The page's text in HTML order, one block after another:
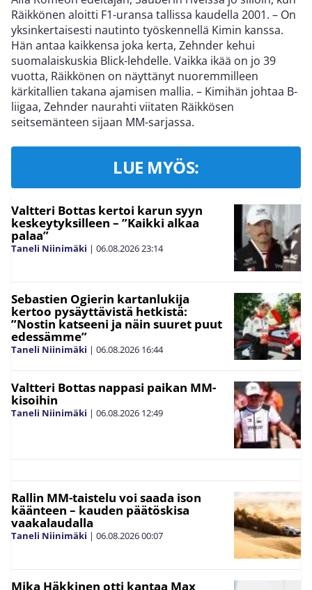
Räikkönen aloitti F1-uransa tallissa kaudella 2001. – On
yksinkertaisesti nautinto työskennellä Kimin kanssa.
Hän antaa kaikkensa joka kerta, Zehnder kehui
suomalaiskuskia Blick-lehdelle. Vaikka ikää on jo 39
vuotta, Räikkönen on näyttänyt nuoremmilleen
kärkitallien takana ajamisen mallia. – Kimihän johtaa B-
liigaa, Zehnder naurahti viitaten Räikkösen
seitsemänteen sijaan MM-sarjassa.
LUE MYÖS:
Valtteri Bottas kertoi karun syyn
keskeytyksilleen – ”Kaikki alkaa
palaa”
Taneli Niinimäki | 06.08.202623:14
Sebastien Ogierin kartanlukija
kertoo pysäyttävistä hetkistä:
”Nostin katseeni ja näin suuret puut
edessämme”
Taneli Niinimäki | 06.08.2026 16:44
Valtteri Bottas nappasi paikan MM-
kisoihin
Taneli Niinimäki | 06.08.2026 12:49
Rallin MM-taistelu voi saada ison
käänteen – kauden päätöskisa
vaakalaudalla
Taneli Niinimäki | 06.08.202600:07
Mika Häkkinen otti kantaa Max